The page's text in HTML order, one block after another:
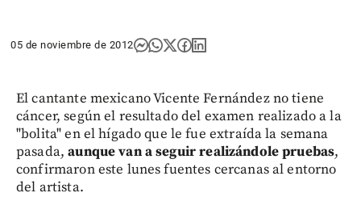
05 de noviembre de 2012
El cantante mexicano Vicente Fernández no tiene
cáncer, según el resultado del examen realizado a la
"bolita" en el hígado que le fue extraída la semana
pasada,aunque van a seguir realizándole pruebas,
confirmaron este lunes fuentes cercanas al entorno
del artista.